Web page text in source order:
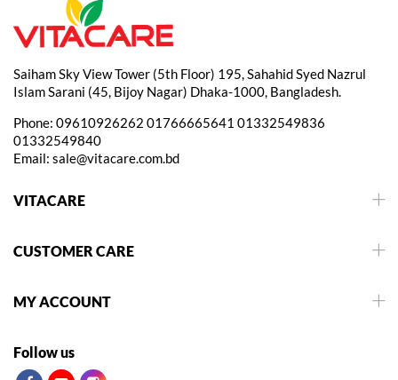
Saiham Sky View Tower (5th Floor) 195, Sahahid Syed Nazrul
Islam Sarani (45, Bijoy Nagar) Dhaka-1000, Bangladesh.
Phone: 09610926262 01766665641 01332549836
01332549840
Email: sale@vitacare.com.bd
VITACARE
CUSTOMER CARE
MY ACCOUNT
Follow us